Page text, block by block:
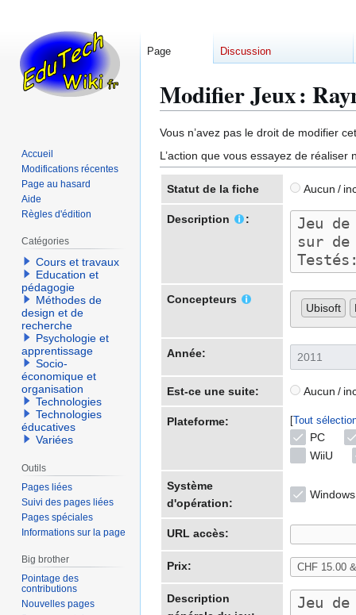
Modifier Jeux :
Aller
à
la
navigation
Aller
à
la
recherche
Vous n’avez pas le droit de modifier
L’action que vous essayez de réaliser
Statut de la fiche Aucun /
Description :
Concepteurs
Ubisoft
Année:
Est-ce une suite: Aucun /
Plateforme: Tout
PC
WiiU
Système
d'opération:
Windows
URL accès:
Prix:
Description
Page Discussion
Accueil
Modifications récentes
Page au hasard
Aide
Règles d'édition
Catégories
Cours et travaux
Education et
pédagogie
Méthodes de
design et de
recherche
Psychologie et
apprentissage
Socio-
économique et
organisation
Technologies
Technologies
éducatives
Variées
Outils
Pages liées
Suivi des pages liées
Pages spéciales
Informations sur la page
Big brother
Pointage des
contributions
Nouvelles pages